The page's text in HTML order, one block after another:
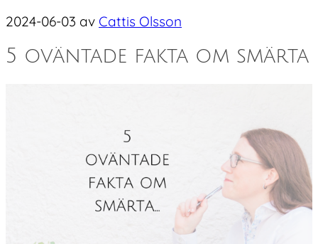
2024-06-03 av Cattis Olsson
5 oväntade fakta om smärta